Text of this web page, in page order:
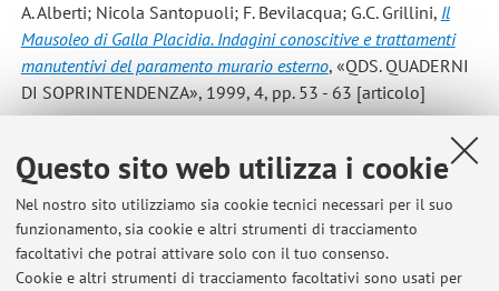
Questo sito web utilizza i cookie
Nel nostro sito utilizziamo sia cookie tecnici necessari per il suo
funzionamento, sia cookie e altri strumenti di tracciamento
facoltativi che potrai attivare solo con il tuo consenso.
Cookie e altri strumenti di tracciamento facoltativi sono usati per
A. Alberti; Nicola Santopuoli; F. Bevilacqua; G.C. Grillini, Il
Mausoleo di Galla Placidia. Indagini conoscitive e trattamenti
manutentivi del paramento murario esterno, «QDS. QUADERNI
DI SOPRINTENDENZA», 1999, 4, pp. 53 - 63 [articolo]
Alberti, A.; Santopuoli, N.; Bevilacqua, F.; Grillini, G. C. ,Il
Mausoleo di Galla Placidia. Indagini conoscitive e trattamenti
manutentivi del paramento murario esterno, «RECUPERARE
L'EDILIZIA», 1999, ......, pp. 29 - 35 [articolo]